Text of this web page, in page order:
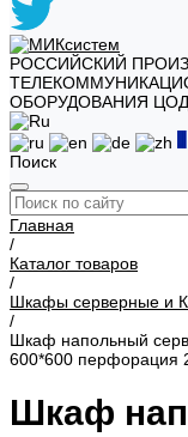
РОССИЙСКИЙ
ОБОРУДОВАНИЯ ЦОД
Поиск
Главная
/
Каталог товаров
/
Шкафы серверные и
/
Шкаф напольный
600*600 перфорация
Шкаф